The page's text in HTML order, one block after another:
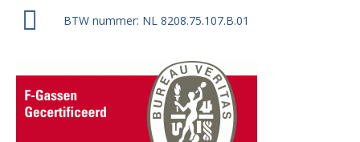
BTW nummer: NL 8208.75.107.B.01